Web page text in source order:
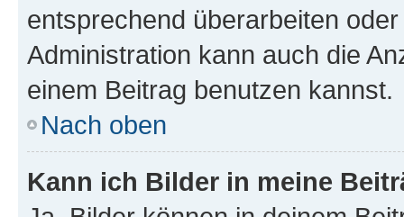
entsprechend überarbeiten
Administration kann auch die
einem Beitrag benutzen kannst.
Nach oben
Kann ich Bilder in meine